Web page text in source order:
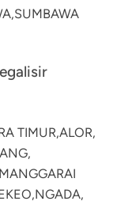
SUMBAWA
TIMUR,ALOR,
MANGGARAI
NGADA,